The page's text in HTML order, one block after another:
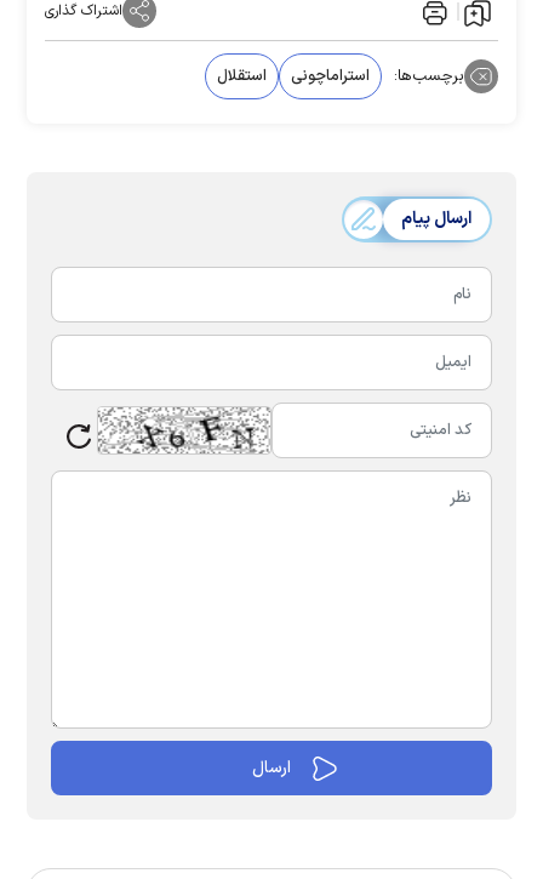
اشتراک گذاری
برچسب‌ها: استراماچونی استقلال
ارسال پیام